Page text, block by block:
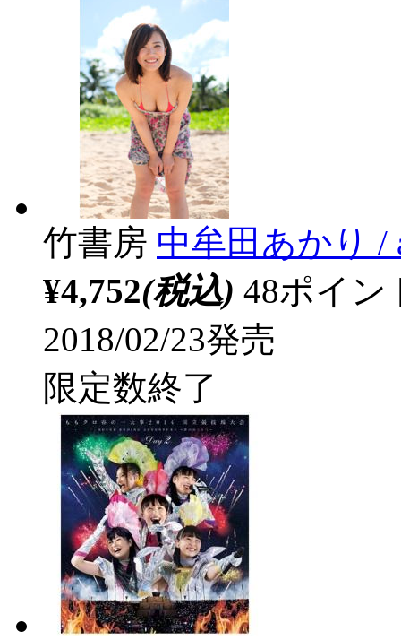
竹書房 中牟田あかり /
¥4,752(税込) 48ポイ
2018/02/23発売
限定数終了